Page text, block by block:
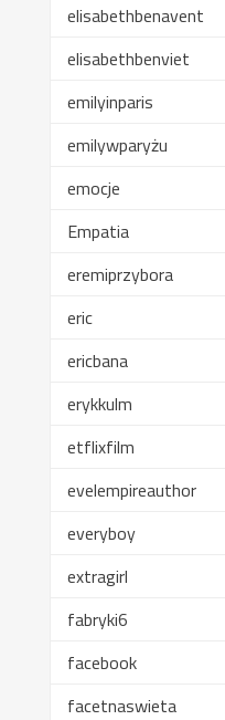
elisabethbenavent
elisabethbenviet
emilyinparis
emilywparyżu
emocje
Empatia
eremiprzybora
eric
ericbana
erykkulm
etflixfilm
evelempireauthor
everyboy
extragirl
fabryki6
facebook
facetnaswieta